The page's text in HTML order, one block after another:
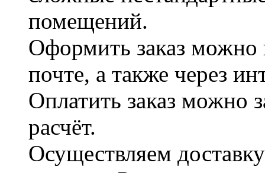
помещений.
Оформить заказ можно
почте, а также через
Оплатить заказ можно
расчёт.
Осуществляем